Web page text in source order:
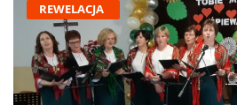
REWELACJA